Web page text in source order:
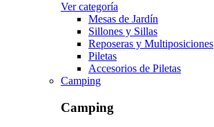
Ver categoría
Mesas de Jardín
Sillones y Sillas
Reposeras y Multiposiciones
Piletas
Accesorios de Piletas
Camping
Camping